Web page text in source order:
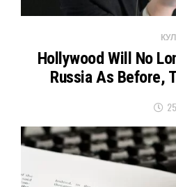
Hollywood Will No
Russia As Before,